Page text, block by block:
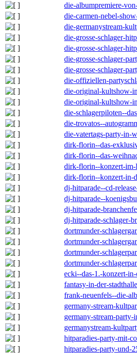
die-albumpremiere-
die-carmen-nebel-
die-germanystream-
die-grosse-schlager-
die-grosse-schlager-
die-grosse-schlager-
die-grosse-schlager-
die-offiziellen-
die-original-kultshow-
die-original-kultshow-
die-schlagerpiloten--
die-trovatos--
die-vatertags-party-in-
dirk-florin--das-
dirk-florin--das-
dirk-florin--konzert-im-
dirk-florin--konzert-in-
dj-hitparade--cd-
dj-hitparade--
dj-hitparade-
dj-hitparade-schlager-
dortmunder-
dortmunder-
dortmunder-
dortmunder-
ecki--das-1.-konzert-
fantasy-in-der-
frank-neuenfels--die-
germany-stream-
germany-stream-party-
germanystream-
hitparadies-party-mit-
hitparadies-party-und-